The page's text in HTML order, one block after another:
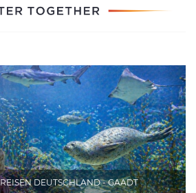
DEUTSCHLAND - GAADT